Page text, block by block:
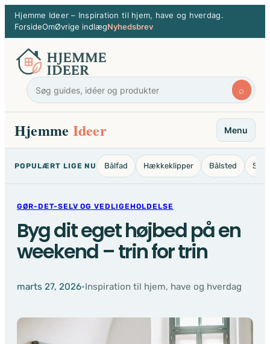
Spring
indhold
Hjemme Ideer – Inspiration til hjem, have og hverdag.
ForsideOmØvrige indlægNyhedsbrev
⌕
Hjemme Ideer Menu
POPULÆRT LIGE NU Bålfad Hækkeklipper Bålsted
GØR-DET-SELV OG VEDLIGEHOLDELSE
Byg dit eget højbed på en
weekend – trin for trin
marts 27, 2026•Inspiration til hjem, have og hverdag